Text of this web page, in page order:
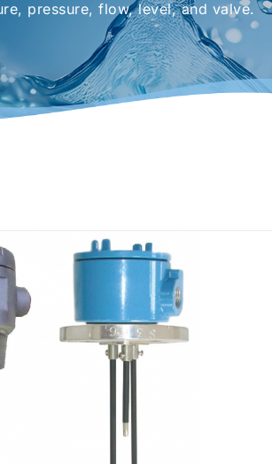
pressure, flow, level, and valve.